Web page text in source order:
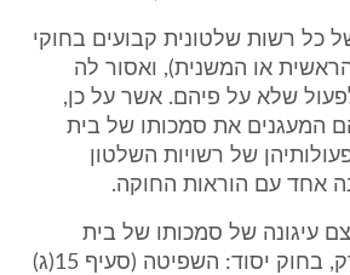
כל רשות שלטונית קבועים בחוקי
או המשנית), ואסור לה
שלא על פיהם. אשר על כן,
המעגנים את סמכותו של בית
של רשויות השלטון
אחד עם הוראות החוקה.
עיגונה של סמכותו של בית
המשפט הגבוה לצדק, בחוק יסוד: השפיטה (סעיף 15(ג)